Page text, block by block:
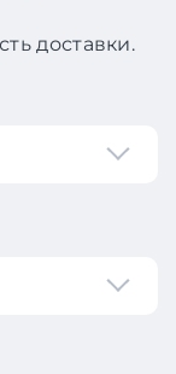
доставки.